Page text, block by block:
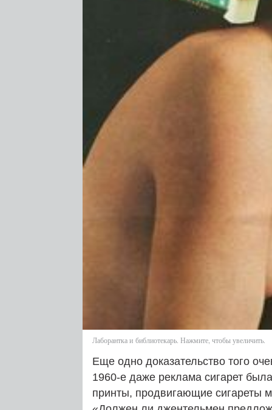
Лаборантка и библиотекарь. Нажмите, чтобы увеличить.
Еще одно доказательство того
1960‑е даже реклама сигарет
принты, продвигающие сигареты